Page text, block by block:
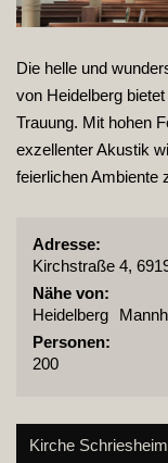
Die helle und
von Heidelberg
Trauung. Mit hohen
exzellenter Akustik
feierlichen Ambiente
Adresse:
Kirchstraße 4,
Nähe von:
Heidelberg
Personen:
200
Kirche Schriesheim